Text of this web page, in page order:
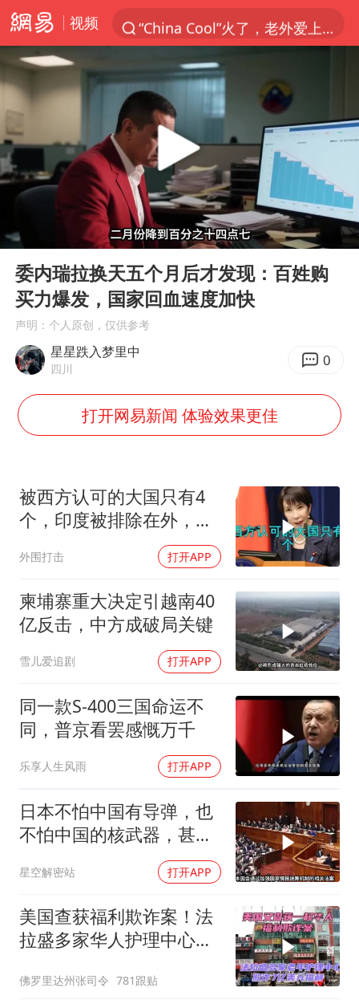
视频
四川宜宾市珙县发生3.4级地震
香港宏福苑火灾或由烟头引起
网约车司机充电时猝死保险拒赔
中国父女泰国骑摩托车坠崖1死1伤
周末打虎 宋致远被查
白海豚将正面袭击贯穿浙江
浙江台州《告全体市民书》
多个明星演唱会取消
男孩参加珠心算比赛气定神闲
陕西柞水泥石流已致2死 仍有1人失联
牛群和施拉普纳33年后重逢
“南湖号”盾构机下线
习近平心系体育强国建设
Play
08:23
委内瑞拉换天五个月后才发现：百姓购
买力爆发，国家回血速度加快
声明：个人原创，仅供参考
星星跌入梦里中
四川 0
打开网易新闻 体验效果更佳
被西方认可的大国只有4
个，印度被排除在外，为
外围打击 打开APP
柬埔寨重大决定引越南40
亿反击，中方成破局关键
雪儿爱追剧 打开APP
同一款S-400三国命运不
同，普京看罢感慨万千
乐享人生风雨 打开APP
日本不怕中国有导弹，也
不怕中国的核武器，甚至
不怕中国的稀土制裁
星空解密站 打开APP
美国查获福利欺诈案！法
拉盛多家华人护理中心欺
佛罗里达州张司令 781跟贴